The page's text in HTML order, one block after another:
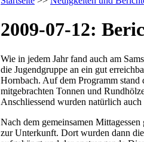
2009-07-12:
Wie in jedem Jahr fand auch am
die Jugendgruppe an ein gut
Hornbach. Auf dem Programm stand
mitgebrachten Tonnen und
Anschliessend wurden natürlich
Nach dem gemeinsamen
zur Unterkunft. Dort wurden dann